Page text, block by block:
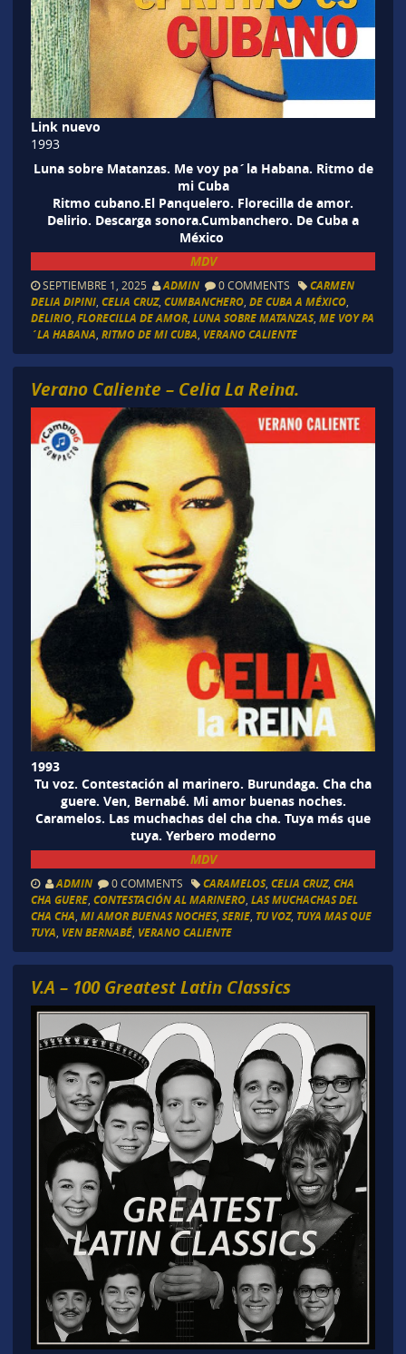
Link nuevo
1993
Luna sobre Matanzas. Me voy pa´la Habana. Ritmo de
mi Cuba
Ritmo cubano.El Panquelero. Florecilla de amor.
Delirio. Descarga sonora.Cumbanchero. De Cuba a
México
MDV
SEPTIEMBRE 1, 2025 ADMIN 0 COMMENTS
CARMEN
DELIA DIPINI, CELIA CRUZ, CUMBANCHERO, DE CUBA A MÉXICO,
DELIRIO, FLORECILLA DE AMOR, LUNA SOBRE MATANZAS, ME VOY PA
´LA HABANA RITMO DE MI CUBA VERANO CALIENTE
Verano Caliente – Celia La Reina.
1993
Tu voz. Contestación al marinero. Burundaga. Cha cha
guere. Ven, Bernabé. Mi amor buenas noches.
Caramelos. Las muchachas del cha cha. Tuya más que
tuya. Yerbero moderno
MDV
ADMIN 0 COMMENTS CARAMELOS, CELIA CRUZ, CHA
CHA GUERE, CONTESTACIÓN AL MARINERO, LAS MUCHACHAS DEL
CHA CHA MI AMOR BUENAS NOCHES, SERIE, TU VOZ, TUYA MAS QUE
TUYA VEN BERNABÉ, VERANO CALIENTE
V.A – 100 Greatest Latin Classics